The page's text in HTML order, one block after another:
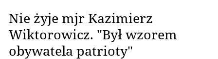
Nie żyje mjr Kazimierz
Wiktorowicz. "Był wzorem
obywatela patrioty"